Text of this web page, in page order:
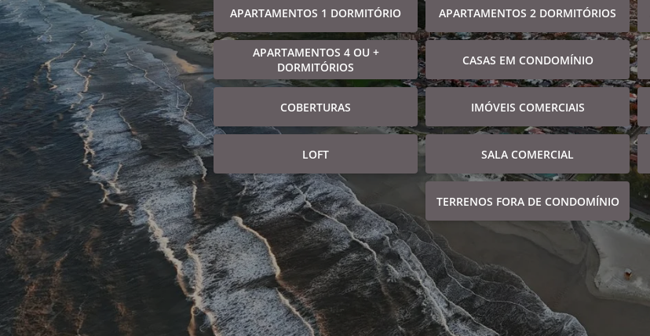
APARTAMENTOS 1 DORMITÓRIO APARTAMENTOS 2 DORMITÓRIOS
APARTAMENTOS 4 OU +
DORMITÓRIOS
CASAS EM CONDOMÍNIO
COBERTURAS IMÓVEIS COMERCIAIS
LOFT SALA COMERCIAL
TERRENOS FORA DE CONDOMÍNIO